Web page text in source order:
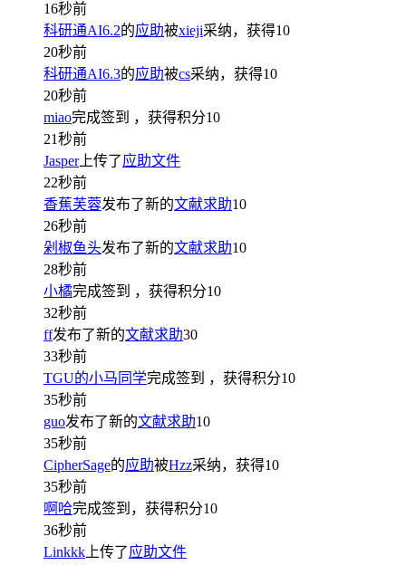
16秒前
科研通AI6.2的应助被xieji采纳，获得10
20秒前
科研通AI6.3的应助被cs采纳，获得10
20秒前
miao完成签到 ，获得积分10
21秒前
Jasper上传了应助文件
22秒前
香蕉芙蓉发布了新的文献求助10
26秒前
剁椒鱼头发布了新的文献求助10
28秒前
小橘完成签到 ，获得积分10
32秒前
ff发布了新的文献求助30
33秒前
TGU的小马同学完成签到 ，获得积分10
35秒前
guo发布了新的文献求助10
35秒前
CipherSage的应助被Hzz采纳，获得10
35秒前
啊哈完成签到，获得积分10
36秒前
Linkkk 上传了应助文件